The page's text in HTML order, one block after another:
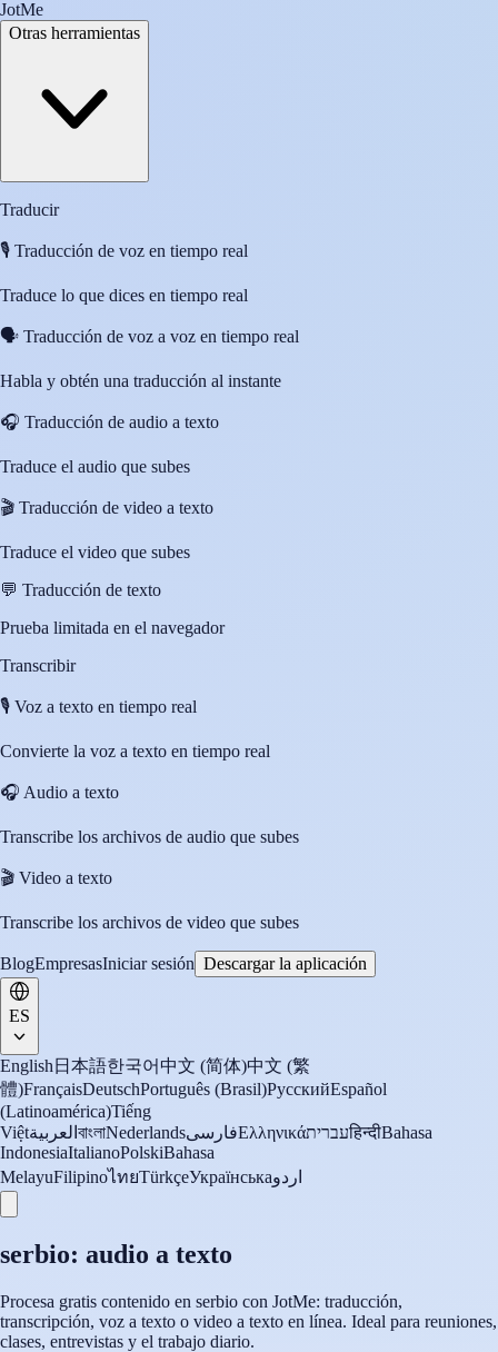
JotMe
Otras herramientas
Traducir
🎙️ Traducción de voz en tiempo real
Traduce lo que dices en tiempo real
🗣️ Traducción de voz a voz en tiempo real
Habla y obtén una traducción al instante
🎧 Traducción de audio a texto
Traduce el audio que subes
🎬 Traducción de video a texto
Traduce el video que subes
💬 Traducción de texto
Prueba limitada en el navegador
Transcribir
🎙️ Voz a texto en tiempo real
Convierte la voz a texto en tiempo real
🎧 Audio a texto
Transcribe los archivos de audio que subes
🎬 Video a texto
Transcribe los archivos de video que subes
BlogEmpresasIniciar sesión Descargar la aplicación
ES
English 日本語한국어中文 (简体)中文 (繁
體)FrançaisDeutschPortuguês (Brasil)РусскийEspañol
(Latinoamérica)Tiếng
Việtالعربية বাংলাNederlandsفارسیΕλληνικάעבריתहिन्दीBahasa
IndonesiaItalianoPolskiBahasa
MelayuFilipinoไทยTürkçeУкраїнськаاردو
serbio: audio a texto
Procesa gratis contenido en serbio con JotMe: traducción,
transcripción, voz a texto o video a texto en línea. Ideal para reuniones,
clases, entrevistas y el trabajo diario.